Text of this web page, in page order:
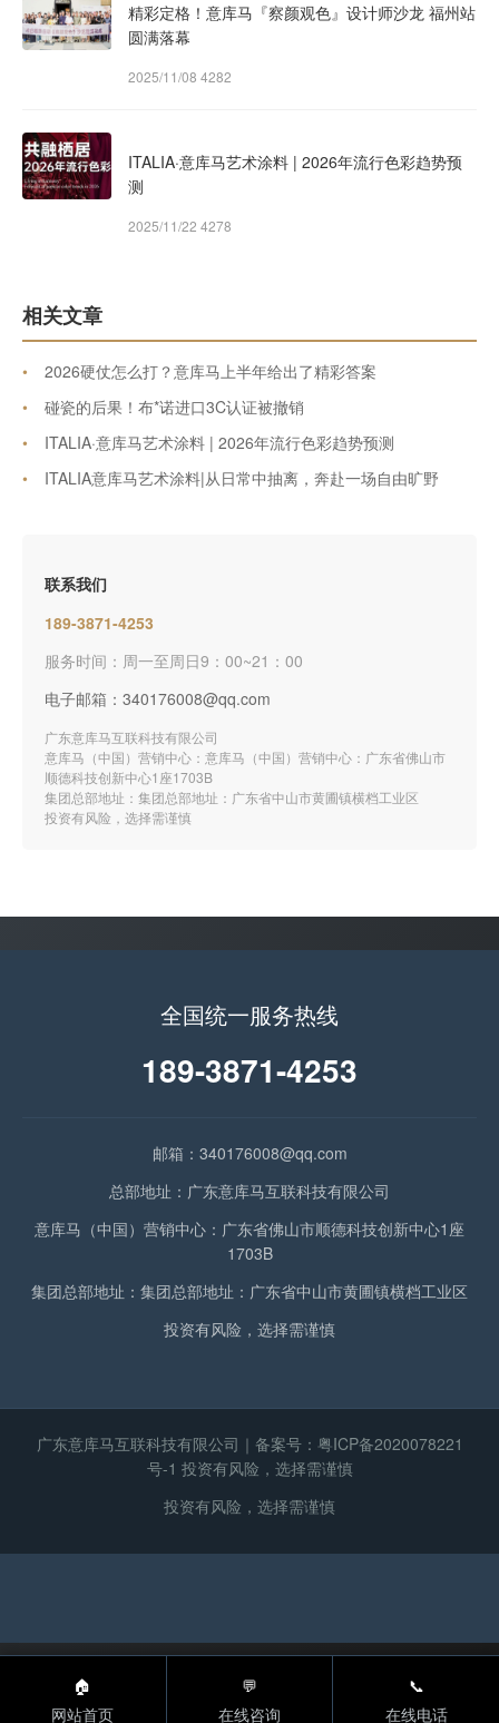
精彩定格！意库马『察颜观色』设计师沙龙 福州站
圆满落幕
2025/11/08 4282
ITALIA·意库马艺术涂料 | 2026年流行色彩趋势预
测
2025/11/22 4278
相关文章
•
2026硬仗怎么打？意库马上半年给出了精彩答案
•
碰瓷的后果！布*诺进口3C认证被撤销
•
ITALIA·意库马艺术涂料 | 2026年流行色彩趋势预测
•
ITALIA意库马艺术涂料|从日常中抽离，奔赴一场自由旷野
联系我们
189-3871-4253
服务时间：周一至周日9：00~21：00
电子邮箱：340176008@qq.com
广东意库马互联科技有限公司
意库马（中国）营销中心：意库马（中国）营销中心：广东省佛山市
顺德科技创新中心1座1703B
集团总部地址：集团总部地址：广东省中山市黄圃镇横档工业区
投资有风险，选择需谨慎
全国统一服务热线
189-3871-4253
邮箱：340176008@qq.com
总部地址：广东意库马互联科技有限公司
意库马（中国）营销中心：广东省佛山市顺德科技创新中心1座
1703B
集团总部地址：集团总部地址：广东省中山市黄圃镇横档工业区
投资有风险，选择需谨慎
广东意库马互联科技有限公司｜备案号： 粤ICP备2020078221
号-1 投资有风险，选择需谨慎
投资有风险，选择需谨慎
🏠
网站首页
💬
在线咨询
📞
在线电话